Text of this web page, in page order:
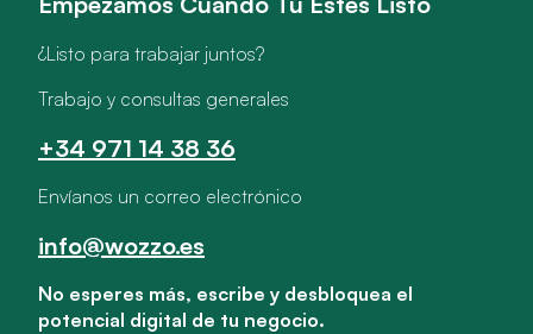
¿Listo para trabajar juntos?
Trabajo y consultas generales
+34 971 14 38 36
Envíanos un correo electrónico
info@wozzo.es
No esperes más, escribe y desbloquea el
potencial digital de tu negocio.